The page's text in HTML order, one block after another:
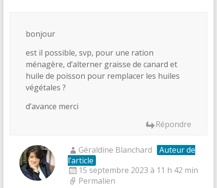
bonjour
est il possible, svp, pour une ration
ménagère, d’alterner graisse de canard et
huile de poisson pour remplacer les huiles
végétales ?
d’avance merci
Répondre
Géraldine Blanchard
Auteur de
l’article
15 septembre 2023 à 11 h 42 min
Permalien